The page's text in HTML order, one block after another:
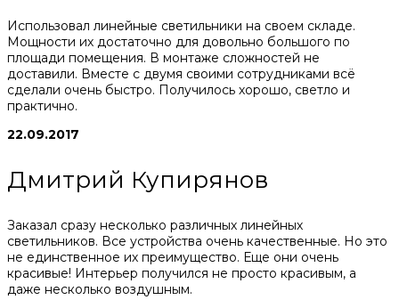
Использовал линейные светильники на своем складе.
Мощности их достаточно для довольно большого по
площади помещения. В монтаже сложностей не
доставили. Вместе с двумя своими сотрудниками всё
сделали очень быстро. Получилось хорошо, светло и
практично.
22.09.2017
Дмитрий Купирянов
Заказал сразу несколько различных линейных
светильников. Все устройства очень качественные. Но это
не единственное их преимущество. Еще они очень
красивые! Интерьер получился не просто красивым, а
даже несколько воздушным.